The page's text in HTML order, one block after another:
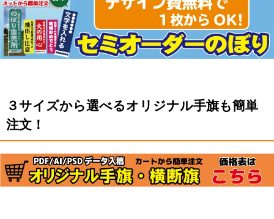
３サイズから選べるオリジナル手旗も簡単
注文！